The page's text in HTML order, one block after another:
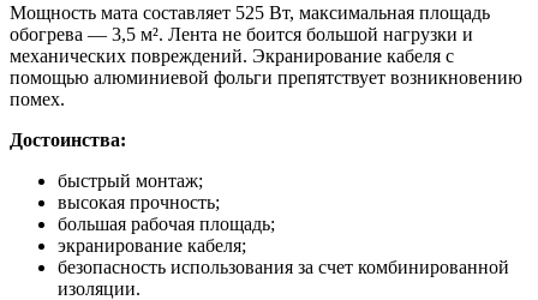
Мощность мата составляет 525 Вт, максимальная площадь
обогрева — 3,5 м². Лента не боится большой нагрузки и
механических повреждений. Экранирование кабеля с
помощью алюминиевой фольги препятствует возникновению
помех.
Достоинства:
быстрый монтаж;
высокая прочность;
большая рабочая площадь;
экранирование кабеля;
безопасность использования за счет комбинированной
изоляции.